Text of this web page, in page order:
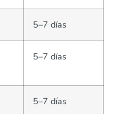
5–7 días
5–7 días
5–7 días